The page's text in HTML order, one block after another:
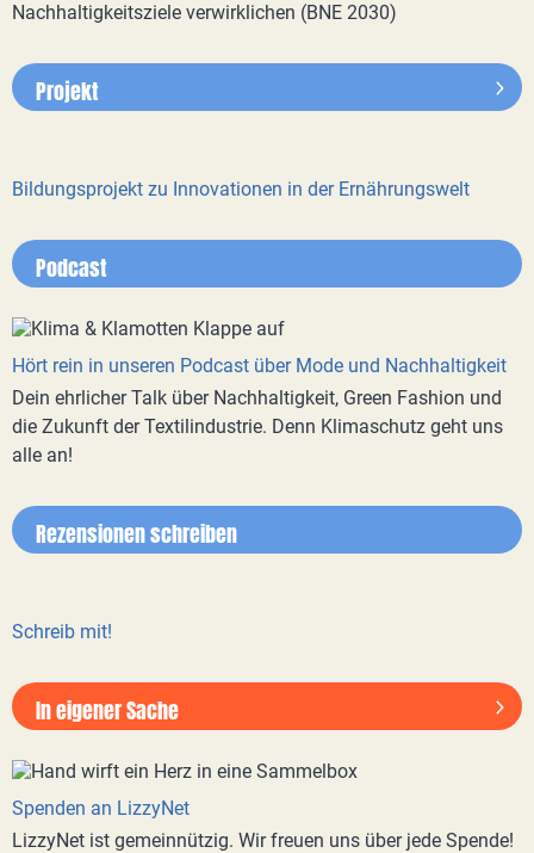
Nachhaltigkeitsziele verwirklichen (BNE 2030)
Projekt
Bildungsprojekt zu Innovationen in der Ernährungswelt
Podcast
Hört rein in unseren Podcast über Mode und Nachhaltigkeit
Dein ehrlicher Talk über Nachhaltigkeit, Green Fashion und
die Zukunft der Textilindustrie. Denn Klimaschutz geht uns
alle an!
Rezensionen schreiben
Schreib mit!
In eigener Sache
Spenden an LizzyNet
LizzyNet ist gemeinnützig. Wir freuen uns über jede Spende!